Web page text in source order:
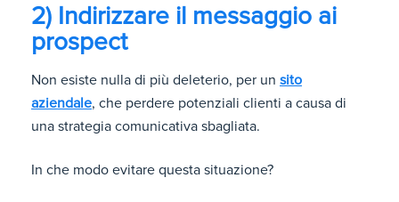
2) Indirizzare il messaggio ai
prospect
Non esiste nulla di più deleterio, per un sito
aziendale, che perdere potenziali clienti a causa di
una strategia comunicativa sbagliata.
In che modo evitare questa situazione?